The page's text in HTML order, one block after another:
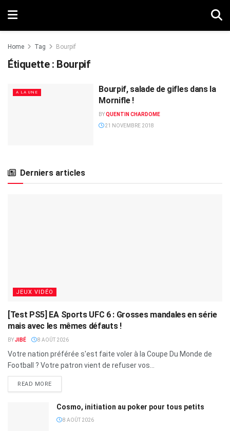
Home Tag Bourpif
Étiquette : Bourpif
A LA UNE
Bourpif, salade de gifles dans la
Mornifle !
BYQUENTIN CHARDOME
21 NOVEMBRE 2018
Derniers articles
JEUX VIDÉO
[Test PS5] EA Sports UFC 6 : Grosses mandales en série
mais avec les mêmes défauts !
BYJIBÉ 8 AOÛT 2026
Votre nation préférée s'est faite voler à la Coupe Du Monde de
Football ? Votre patron vient de refuser vos...
READ MORE
Cosmo, initiation au poker pour tous petits
8 AOÛT 2026